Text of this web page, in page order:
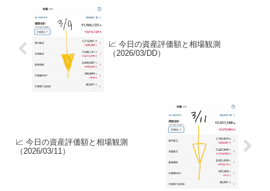
📈 今日の資産評価額と相場観測
（2026/03/DD）
📈 今日の資産評価額と相場観測
（2026/03/11）